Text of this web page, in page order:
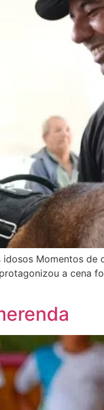
Momentos de
a cena